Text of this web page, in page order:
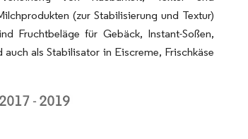
(zur Stabilisierung und Textur)
Fruchtbeläge für Gebäck, Instant-Soßen,
als Stabilisator in Eiscreme, Frischkäse